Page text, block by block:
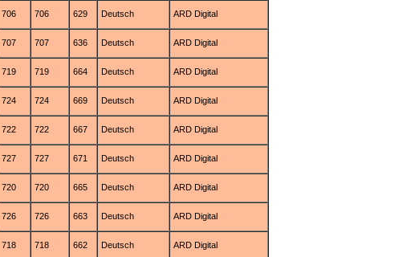
706 706 629 Deutsch ARD Digital
707 707 636 Deutsch ARD Digital
719 719 664 Deutsch ARD Digital
724 724 669 Deutsch ARD Digital
722 722 667 Deutsch ARD Digital
727 727 671 Deutsch ARD Digital
720 720 665 Deutsch ARD Digital
726 726 663 Deutsch ARD Digital
718 718 662 Deutsch ARD Digital